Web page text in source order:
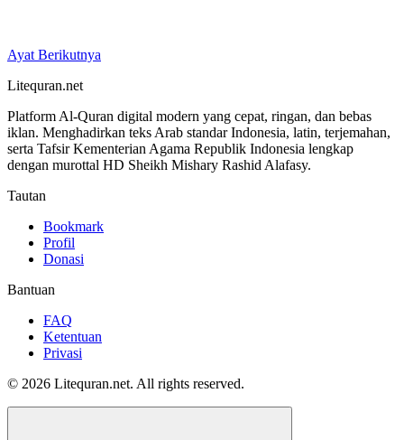
Ayat Berikutnya
Litequran.net
Platform Al-Quran digital modern yang cepat, ringan, dan bebas
iklan. Menghadirkan teks Arab standar Indonesia, latin, terjemahan,
serta Tafsir Kementerian Agama Republik Indonesia lengkap
dengan murottal HD Sheikh Mishary Rashid Alafasy.
Tautan
Bookmark
Profil
Donasi
Bantuan
FAQ
Ketentuan
Privasi
© 2026 Litequran.net. All rights reserved.